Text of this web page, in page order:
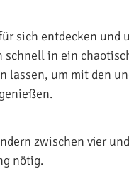
sich entdecken und
in ein
lassen, um mit den
zwischen vier
nötig.